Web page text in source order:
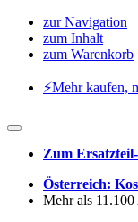
zur Navigation
zum Inhalt
zum Warenkorb
⚡️Mehr kaufen,
Zum
Österreich:
Mehr als